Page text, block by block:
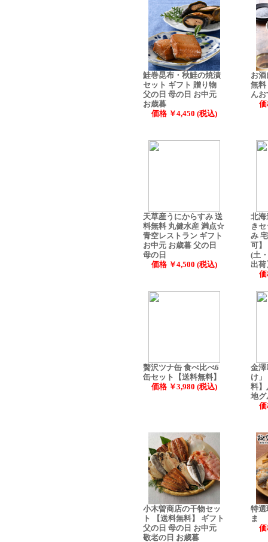
鮭巻昆布・秋鮭の焼漬
セット ギフト 贈り物
父の日 母の日 お中元
お歳暮
価格 ￥4,450 (税込)
お
無料
ん
価
天草産うにからすみ 送
料無料 丸健水産 満点☆
青空レストラン ギフト
お中元 お歳暮 父の日
母の日
価格 ￥4,500 (税込)
北海
き
み
可】
(土
出荷
価
贅沢ツナ缶 食べ比べ6
缶セット【送料無料】
価格 ￥3,980 (税込)
金澤
け
料】
地グ
価
小木曽商店の干物セッ
ト 【送料無料】 ギフト
父の日 母の日 お中元
敬老の日 お歳暮
特選
ま
価